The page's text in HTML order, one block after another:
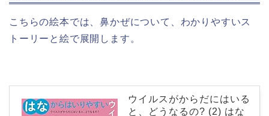
こちらの絵本では、鼻かぜについて、わかりやすいス
トーリーと絵で展開します。
ウイルスがからだにはいる
と、どうなるの? (2) はな